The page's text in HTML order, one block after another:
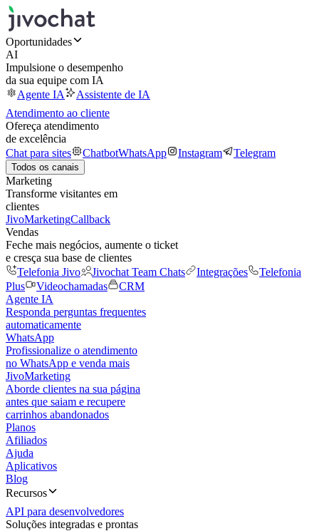
Oportunidades
AI
Impulsione o desempenho
da sua equipe com IA
Agente IA
Assistente de IA
Atendimento ao cliente
Ofereça atendimento
de excelência
Chat para sites
ChatbotWhatsApp Instagram Telegram
Todos os canais
Marketing
Transforme visitantes em
clientes
JivoMarketingCallback
Vendas
Feche mais negócios, aumente o ticket
e cresça sua base de clientes
Telefonia Jivo
Jivochat Team Chats Integrações
Telefonia
Plus
Videochamadas
CRM
Agente IA
Responda perguntas frequentes
automaticamente
WhatsApp
Profissionalize o atendimento
no WhatsApp e venda mais
JivoMarketing
Aborde clientes na sua página
antes que saiam e recupere
carrinhos abandonados
Planos
Afiliados
Ajuda
Aplicativos
Blog
Recursos
API para desenvolvedores
Soluções integradas e prontas